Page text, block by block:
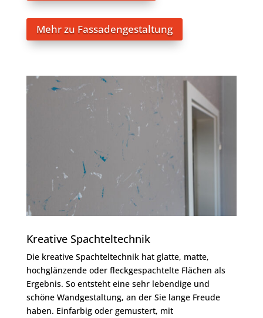
Mehr zu Fassadengestaltung
Kreative Spachteltechnik
Die kreative Spachteltechnik hat glatte, matte,
hochglänzende oder fleckgespachtelte Flächen als
Ergebnis. So entsteht eine sehr lebendige und
schöne Wandgestaltung, an der Sie lange Freude
haben. Einfarbig oder gemustert, mit